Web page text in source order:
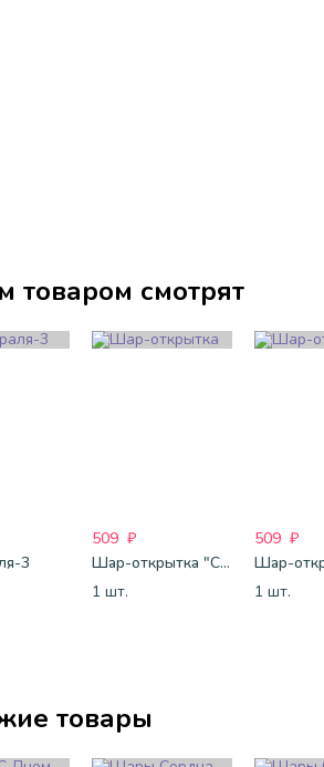
товаром смотрят
3
509 ₽
Шар-открытка "Сердце" (45 см) - 2
1 шт.
509 ₽
1 шт.
товары